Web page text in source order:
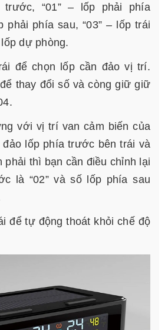
“01” – lốp phải phía
phải phía sau, “03” – lốp trái
lốp dự phòng.
để chọn lốp cần đảo vị trí.
thay đổi số và còng giữ giữ
với vị trí van cảm biến của
đảo lốp phía trước bên trái và
phải thì bạn cần điều chỉnh lại
là “02” và số lốp phía sau
để tự động thoát khỏi chế độ